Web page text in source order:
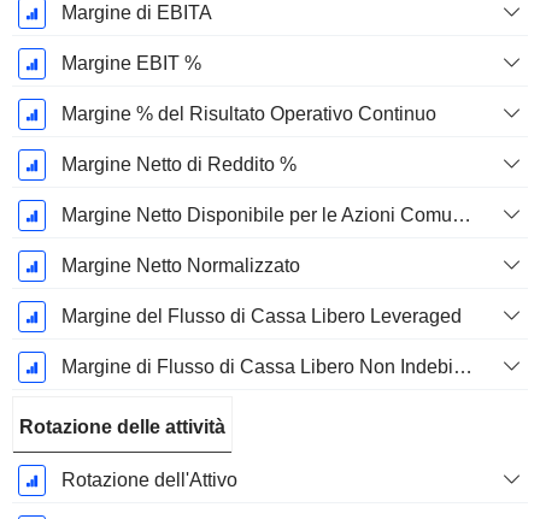
Margine di EBITA
Margine EBIT %
Margine % del Risultato Operativo Continuo
Margine Netto di Reddito %
Margine Netto Disponibile per le Azioni Comuni %
Margine Netto Normalizzato
Margine del Flusso di Cassa Libero Leveraged
Margine di Flusso di Cassa Libero Non Indebitato
Rotazione delle attività
Rotazione dell'Attivo